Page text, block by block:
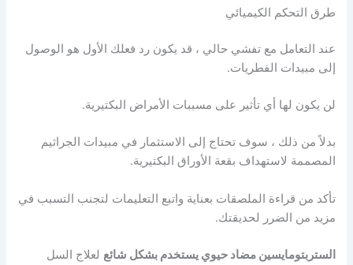
طرق التحكم الكيميائي
عند التعامل مع تفشي حالي ، قد يكون رد فعلك الأول هو الوصول
إلى مبيدات الفطريات.
لن يكون لها أي تأثير على مسببات الأمراض البكتيرية.
بدلاً من ذلك ، سوف تحتاج إلى الاستثمار في مبيدات الجراثيم
المصممة لاستهداف بقعة الأوراق البكتيرية.
تأكد من قراءة الملصقات بعناية واتبع التعليمات لتجنب التسبب في
مزيد من الضرر لحديقتك.
الستربتومايسين مضاد حيوي يستخدم بشكل شائع لعلاج السل